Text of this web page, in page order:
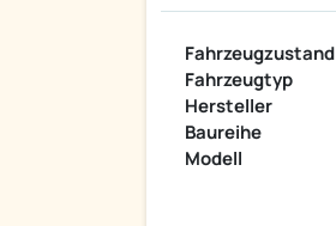
Fahrzeugzustand
Fahrzeugtyp
Hersteller
Baureihe
Modell